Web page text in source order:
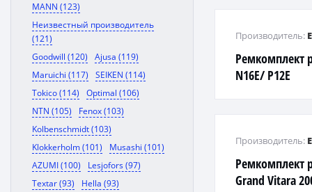
MANN (123)
Неизвестный производитель
(121)
Goodwill (120)
Ajusa (119)
Maruichi (117)
SEIKEN (114)
Tokico (114)
Optimal (106)
NTN (105)
Fenox (103)
Kolbenschmidt (103)
Klokkerholm (101)
Musashi (101)
AZUMI (100)
Lesjofors (97)
Textar (93)
Hella (93)
Ремкомплект
N16E/ P12E
Производитель:
Ремкомплект
Grand Vitara
Производитель: